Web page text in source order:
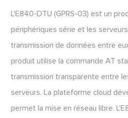
L'E840-DTU (GPRS-03) est un
périphériques série et les
transmission de données entre
produit utilise la commande AT
transmission transparente entre
serveurs. La plateforme cloud
permet la mise en réseau libre.